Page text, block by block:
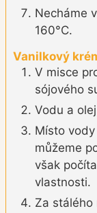
Necháme
160°C.
Vanilkový
V misce
sójového
Vodu a
Místo
můžeme
však
vlastnosti.
Za stálého